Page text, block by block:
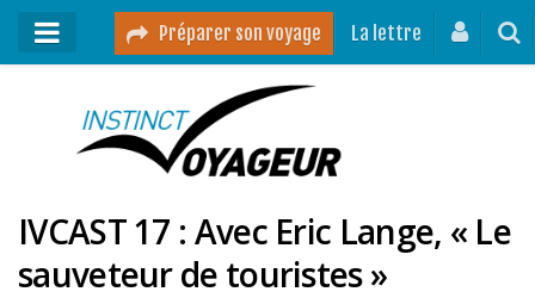
Préparer son voyage La lettre
Mon podcast
Destinations
Mes ressources pour voyager
IVCAST 17 : Avec Eric Lange, « Le
sauveteur de touristes »